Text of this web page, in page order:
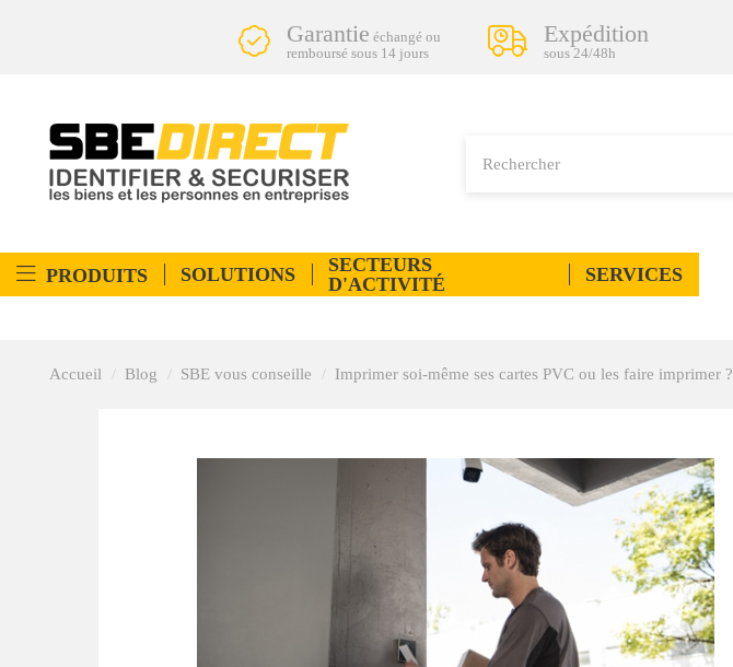
Garantie échangé ou
remboursé sous 14 jours
Expédition
sous 24/48h
PRODUITS SOLUTIONS
SECTEURS
D'ACTIVITÉ
SERVICES
Accueil Blog SBE vous conseille Imprimer soi-même ses cartes PVC ou les faire imprimer ?